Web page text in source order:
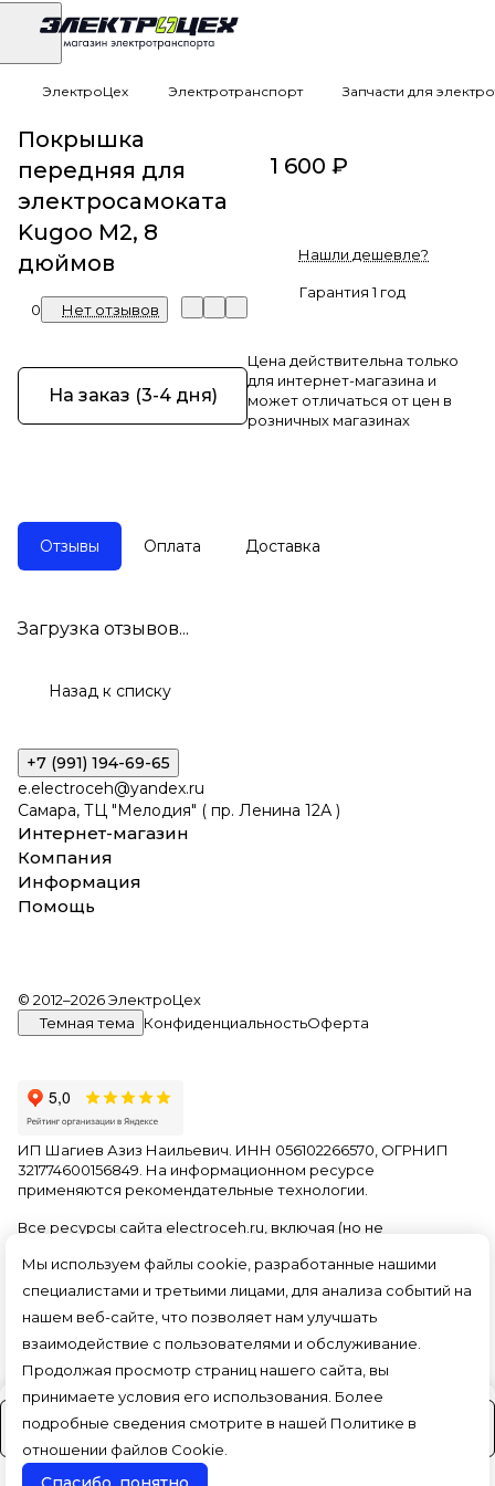
ЭлектроЦех Электротранспорт Запчасти для
Покрышка
передняя для
электросамоката
Kugoo M2, 8
дюймов
0 Нет отзывов
На заказ (3-4 дня)
1 600 ₽
Нашли дешевле?
Гарантия 1 год
Цена действительна только
для интернет-магазина и
может отличаться от цен в
розничных магазинах
Отзывы Оплата Доставка
Загрузка отзывов...
Назад к списку
Мы используем файлы cookie, разработанные нашими
специалистами и третьими лицами, для анализа событий на
нашем веб-сайте, что позволяет нам улучшать
взаимодействие с пользователями и обслуживание.
Продолжая просмотр страниц нашего сайта, вы
принимаете условия его использования. Более
подробные сведения смотрите в нашей Политике в
отношении файлов Cookie
На заказ (3-4 дня)
+7 (991) 194-69-65
e.electroceh@yandex.ru
Самара, ТЦ "Мелодия" ( пр. Ленина 12А )
Интернет-магазин
Компания
Информация
Помощь
© 2012–2026 ЭлектроЦех
Темная тема
КонфиденциальностьОферта
ИП Шагиев Азиз Наильевич. ИНН 056102266570, ОГРНИП
321774600156849. На информационном ресурсе
применяются рекомендательные технологии
Все ресурсы сайта electroceh.ru, включая (но не
и видео информацию, структуру, дизайн и оформление
страниц, доменное имя, фирменное наименование
являются объектами авторского права и прав на
интеллектуальную собственность, защищены российским
законодательством и международными соглашениями об
охране авторских прав.Читать далее